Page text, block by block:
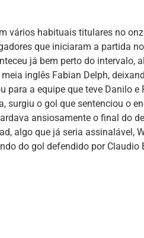
vários habituais titulares no
que iniciaram a partida
já bem perto do intervalo,
inglês Fabian Delph,
a equipe que teve Danilo e
surgiu o gol que sentenciou o
ansiosamente o final do
algo que já seria assinalável,
do gol defendido por Claudio